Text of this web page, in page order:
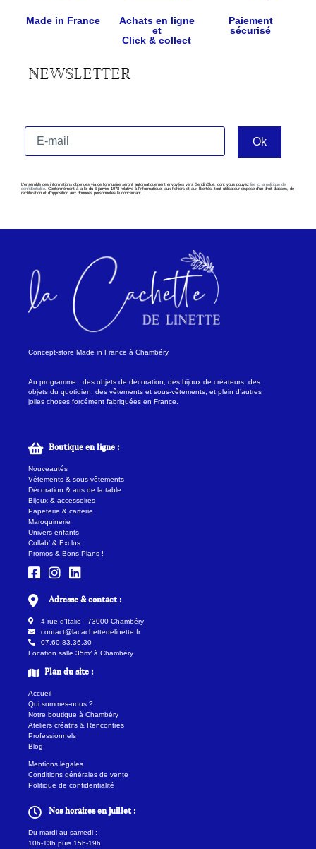
Made in France
Achats en ligne
et
Click & collect
Paiement
sécurisé
NEWSLETTER
L’ensemble des informations obtenues via ce formulaire seront automatiquement envoyées vers SendinBlue, dont vous pouvez lire ici la politique de
confidentialité . Conformément à la loi du 6 janvier 1978 relative à l’informatique, aux fichiers et aux libertés, tout utilisateur dispose d’un droit d’accès, de
rectification et d’opposition aux données personnelles le concernant.
Concept-store Made in France à Chambéry.
Au programme : des objets de décoration, des bijoux de créateurs, des
objets du quotidien, des vêtements et sous-vêtements, et plein d’autres
jolies choses forcément fabriquées en France.
Boutique en ligne :
Nouveautés
Vêtements & sous-vêtements
Décoration & arts de la table
Bijoux & accessoires
Papeterie & carterie
Maroquinerie
Univers enfants
Collab' & Exclus
Promos & Bons Plans !
Adresse & contact :
4 rue d'Italie - 73000 Chambéry
contact@lacachettedelinette.fr
07.60.83.36.30
Location salle 35m² à Chambéry
Plan du site :
Accueil
Qui sommes-nous ?
Notre boutique à Chambéry
Ateliers créatifs & Rencontres
Professionnels
Blog
Mentions légales
Conditions générales de vente
Politique de confidentialité
Nos horaires en juillet :
Du mardi au samedi :
10h-13h puis 15h-19h